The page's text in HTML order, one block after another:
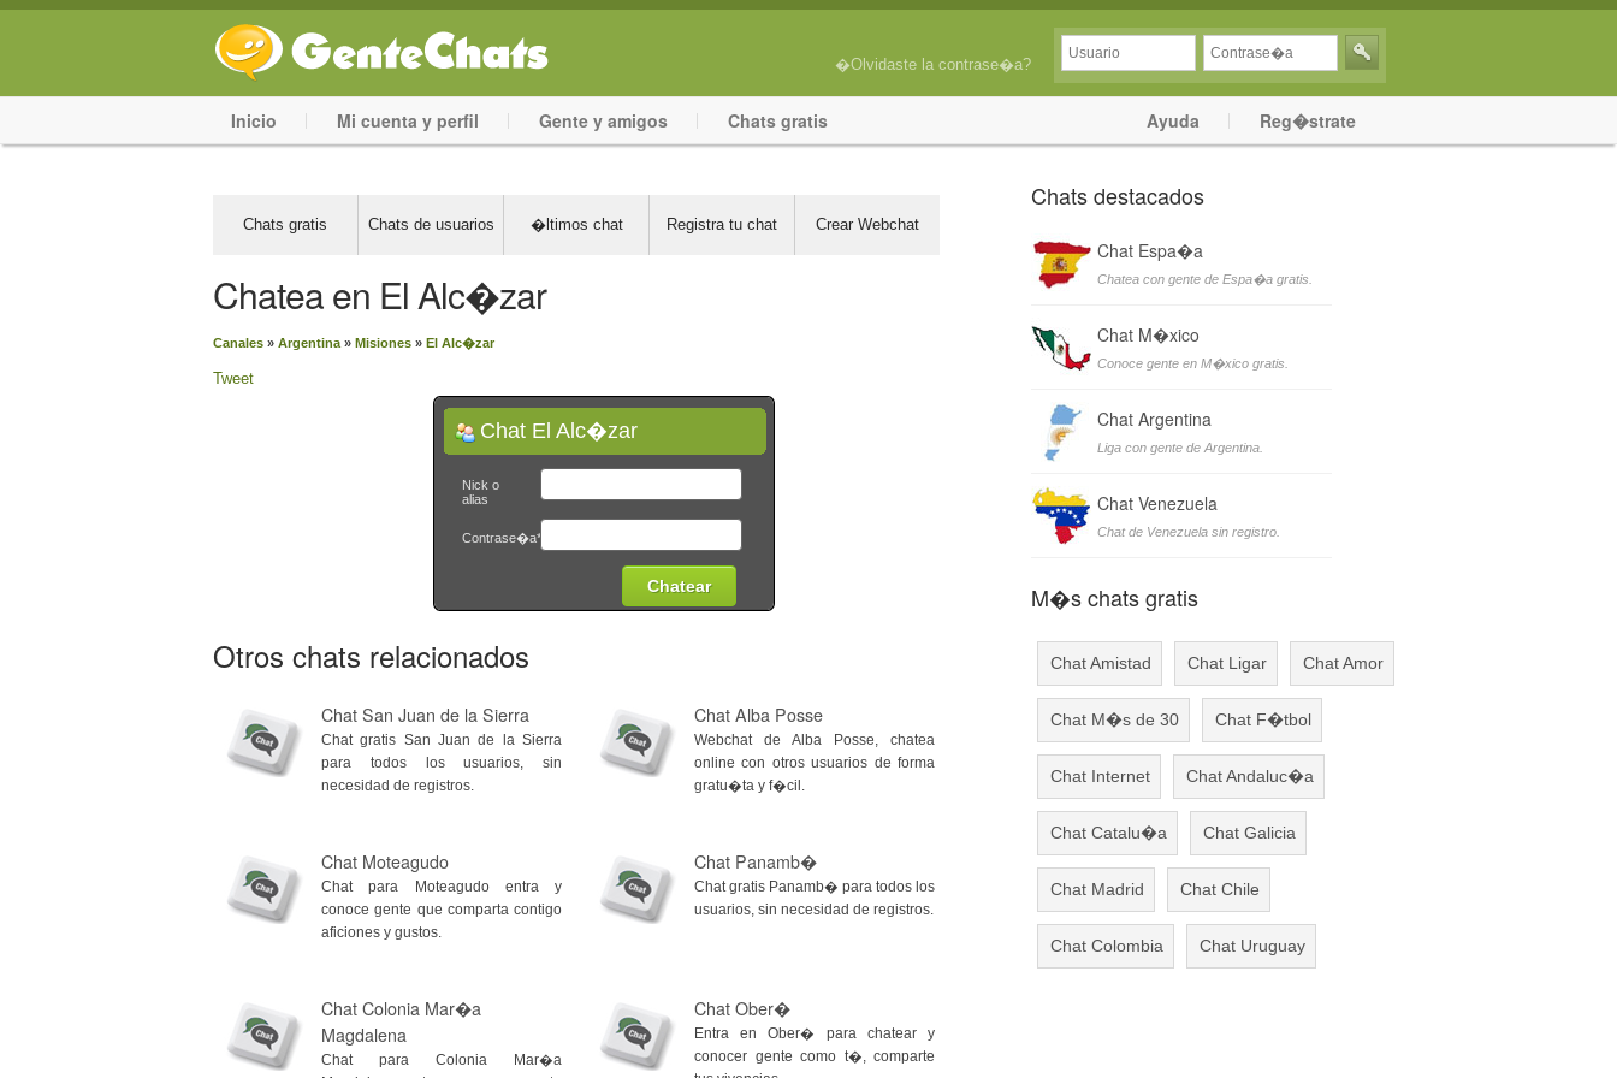
�Olvidaste la contrase�a?
Inicio Mi cuenta y perfil Gente y amigos Chats gratis Ayuda Reg�strate
Chats gratis Chats de usuarios �ltimos chat Registra tu chat Crear Webchat
Chatea en El Alc�zar
Canales » Argentina » Misiones » El Alc�zar
Tweet
Chat El Alc�zar
Nick o
alias
Contrase�a*
Otros chats relacionados
Chat San Juan de la Sierra
Chat gratis San Juan de la Sierra
para todos los usuarios, sin
necesidad de registros.
Chat Alba Posse
Webchat de Alba Posse, chatea
online con otros usuarios de forma
gratu�ta y f�cil.
Chat Moteagudo
Chat para Moteagudo entra y
conoce gente que comparta contigo
aficiones y gustos.
Chat Panamb�
Chat gratis Panamb� para todos los
usuarios, sin necesidad de registros.
Chat Colonia Mar�a
Magdalena
Chat para Colonia Mar�a
Chat Ober�
Entra en Ober� para chatear y
conocer gente como t�, comparte
Chats destacados
Chat Espa�a
Chatea con gente de Espa�a gratis.
Chat M�xico
Conoce gente en M�xico gratis.
Chat Argentina
Liga con gente de Argentina.
Chat Venezuela
Chat de Venezuela sin registro.
M�s chats gratis
Chat Amistad Chat Ligar Chat Amor
Chat M�s de 30 Chat F�tbol
Chat Internet Chat Andaluc�a
Chat Catalu�a Chat Galicia
Chat Madrid Chat Chile
Chat Colombia Chat Uruguay